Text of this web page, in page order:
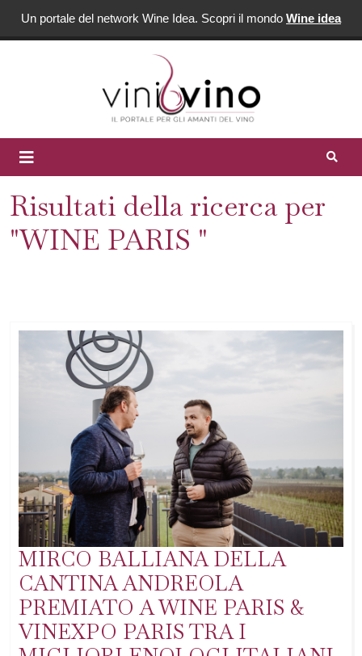
Un portale del network Wine Idea. Scopri il mondo Wine idea
Risultati della ricerca per
"WINE PARIS "
MIRCO BALLIANA DELLA
CANTINA ANDREOLA
PREMIATO A WINE PARIS &
VINEXPO PARIS TRA I